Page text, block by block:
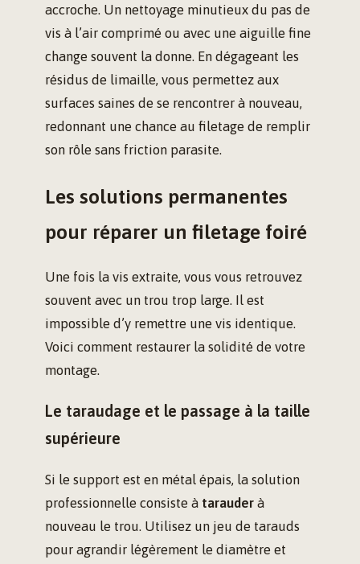
accroche. Un nettoyage minutieux du pas de
vis à l’air comprimé ou avec une aiguille fine
change souvent la donne. En dégageant les
résidus de limaille, vous permettez aux
surfaces saines de se rencontrer à nouveau,
redonnant une chance au filetage de remplir
son rôle sans friction parasite.
Les solutions permanentes
pour réparer un filetage foiré
Une fois la vis extraite, vous vous retrouvez
souvent avec un trou trop large. Il est
impossible d’y remettre une vis identique.
Voici comment restaurer la solidité de votre
montage.
Le taraudage et le passage à la taille
supérieure
Si le support est en métal épais, la solution
professionnelle consiste à tarauder à
nouveau le trou. Utilisez un jeu de tarauds
pour agrandir légèrement le diamètre et